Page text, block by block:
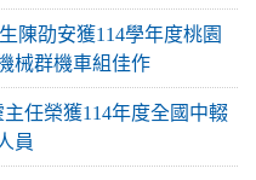
陳劭安獲114學年度桃園
械群機車組佳作
任榮獲114年度全國中輟
員